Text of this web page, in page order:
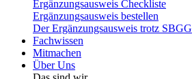
Ergänzungsausweis Checkliste
Ergänzungsausweis bestellen
Der Ergänzungsausweis trotz SBGG
Fachwissen
Mitmachen
Über Uns